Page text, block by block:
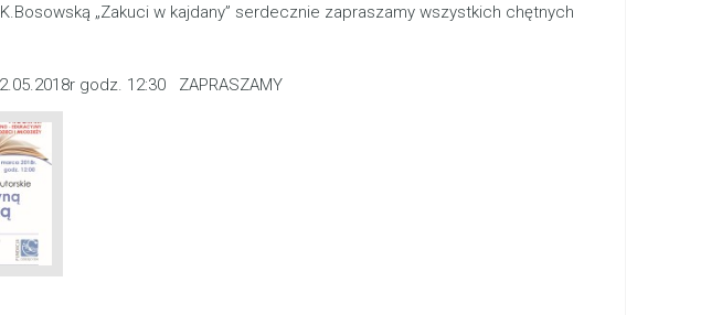
„Zakuci w kajdany” serdecznie zapraszamy wszystkich chętnych
godz. 12:30 ZAPRASZAMY